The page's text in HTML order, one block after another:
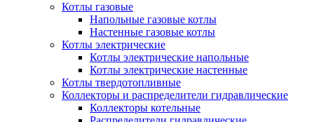
Котлы газовые
Напольные газовые котлы
Настенные газовые котлы
Котлы электрические
Котлы электрические напольные
Котлы электрические настенные
Котлы твердотопливные
Коллекторы и распределители гидравлические
Коллекторы котельные